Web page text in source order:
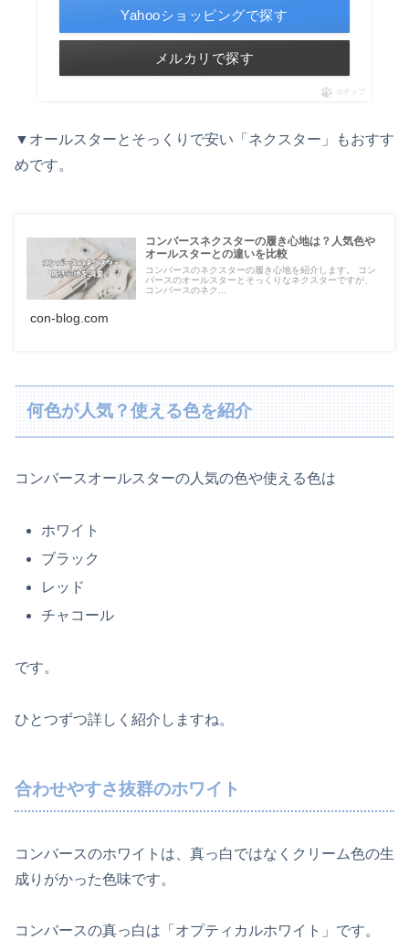
Yahooショッピングで探す
メルカリで探す
ポチップ
▼オールスターとそっくりで安い「ネクスター」もおすす
めです。
コンバースネクスターの履き心地は？人気色や
オールスターとの違いを比較
コンバースのネクスターの履き心地を紹介します。 コン
バースのオールスターとそっくりなネクスターですが、
コンバースのネク...
con-blog.com
何色が人気？使える色を紹介
コンバースオールスターの人気の色や使える色は
ホワイト
ブラック
レッド
チャコール
です。
ひとつずつ詳しく紹介しますね。
合わせやすさ抜群のホワイト
コンバースのホワイトは、真っ白ではなくクリーム色の生
成りがかった色味です。
コンバースの真っ白は「オプティカルホワイト」です。